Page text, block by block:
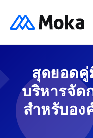
สุดยอดคู่
บริหารจัด
สำหรับอ